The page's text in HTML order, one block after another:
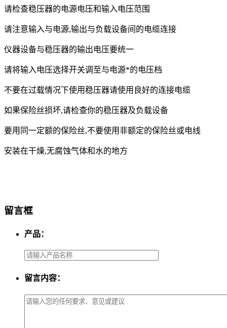
请检查稳压器的电源电压和输入电压范围
请注意输入与电源,输出与负载设备间的电缆连接
仪器设备与稳压器的输出电压要统一
请将输入电压选择开关调至与电源*的电压档
不要在过载情况下使用稳压器请使用良好的连接电缆
如果保险丝损坏,请检查你的稳压器及负载设备
要用同一定额的保险丝,不要使用非额定的保险丝或电线
安装在干燥,无腐蚀气体和水的地方
留言框
产品：
留言内容：